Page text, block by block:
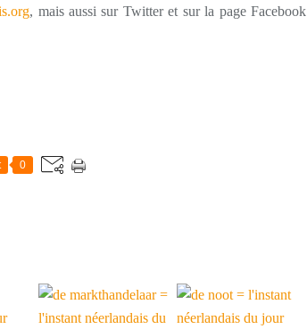
, mais aussi sur Twitter et sur la page Facebook
0